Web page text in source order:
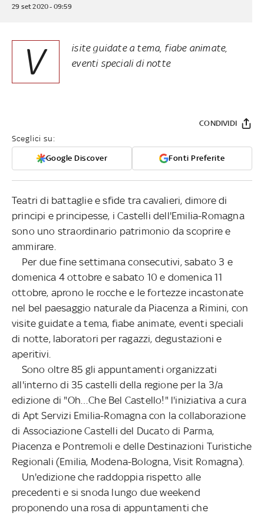
29 set 2020 - 09:59
V
isite guidate a tema, fiabe animate,
eventi speciali di notte
Sceglici su:
Google Discover Fonti Preferite
CONDIVIDI
Teatri di battaglie e sfide tra cavalieri, dimore di
principi e principesse, i Castelli dell'Emilia-Romagna
sono uno straordinario patrimonio da scoprire e
ammirare.
Per due fine settimana consecutivi, sabato 3 e
domenica 4 ottobre e sabato 10 e domenica 11
ottobre, aprono le rocche e le fortezze incastonate
nel bel paesaggio naturale da Piacenza a Rimini, con
visite guidate a tema, fiabe animate, eventi speciali
di notte, laboratori per ragazzi, degustazioni e
aperitivi.
Sono oltre 85 gli appuntamenti organizzati
all'interno di 35 castelli della regione per la 3/a
edizione di "Oh…Che Bel Castello!" l'iniziativa a cura
di Apt Servizi Emilia-Romagna con la collaborazione
di Associazione Castelli del Ducato di Parma,
Piacenza e Pontremoli e delle Destinazioni Turistiche
Regionali (Emilia, Modena-Bologna, Visit Romagna).
Un'edizione che raddoppia rispetto alle
precedenti e si snoda lungo due weekend
proponendo una rosa di appuntamenti che